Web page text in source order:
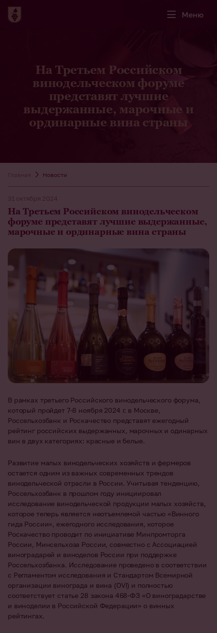
Меню
На Третьем Российском
винодельческом форуме
представят лучшие
выдержанные, марочные и
ординарные вина страны
Главная Новости
31 октября 2024
На Третьем Российском винодельческом
форуме представят лучшие выдержанные,
марочные и ординарные вина страны
В рамках третьего Российского винодельческого форума,
который пройдет 7-8 ноября 2024 г. в Москве,
Россельхозбанк и Роскачество представят ежегодный
рейтинг российских выдержанных, марочных и одинарных
вин в двух категориях: красные и белые.
Развитие малых винодельческих хозяйств и фермеров
остается одним из важных современных трендов
винодельческой отрасли в России. Учитывая тенденцию,
Россельхозбанк в прошлом году инициировал
исследование винодельческой продукции малых хозяйств,
которое теперь является неотъемлемой частью «Винного
гида России», ежегодного исследования, которое
Роскачество проводит по инициативе Минпромторга
России, Минсельхоза России, совместно с Ассоциацией
виноградарей и виноделов России при поддержке
Россельхозбанка. Исследование проведено в соответствии
с Регламентом исследования и Стандартом Всемирной
организации винограда и вина (OVI) и полностью
соответствует статье 28 закона 468-ФЗ «О виноградарстве
и виноделии в Российской Федерации» о винных
рейтингах.